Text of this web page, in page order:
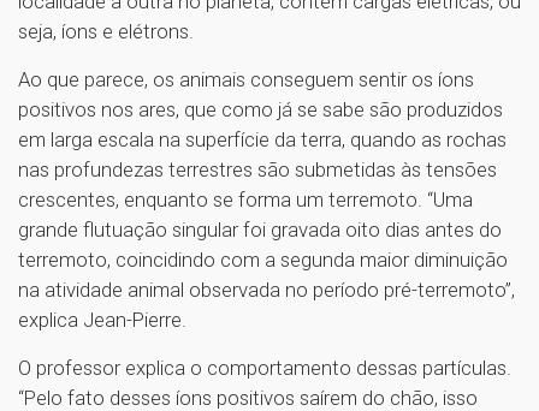
seja, íons e elétrons.
Ao que parece, os animais conseguem sentir os íons
positivos nos ares, que como já se sabe são produzidos
em larga escala na superfície da terra, quando as rochas
nas profundezas terrestres são submetidas às tensões
crescentes, enquanto se forma um terremoto. “Uma
grande flutuação singular foi gravada oito dias antes do
terremoto, coincidindo com a segunda maior diminuição
na atividade animal observada no período pré-terremoto”,
explica Jean-Pierre.
O professor explica o comportamento dessas partículas.
“Pelo fato desses íons positivos saírem do chão, isso